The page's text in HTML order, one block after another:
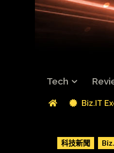
Tech
Biz.IT
科技新聞